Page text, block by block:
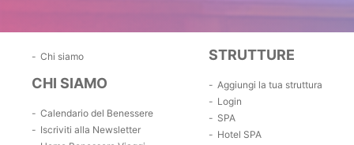
Chi siamo
CHI SIAMO
Calendario del Benessere
Iscriviti alla Newsletter
STRUTTURE
Aggiungi la tua struttura
Login
SPA
Hotel SPA